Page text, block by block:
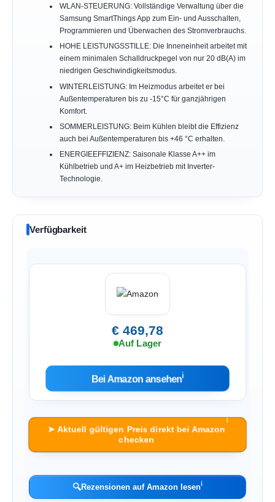
WLAN-STEUERUNG: Vollständige Verwaltung über die
Samsung SmartThings App zum Ein- und Ausschalten,
Programmieren und Überwachen des Stromverbrauchs.
HOHE LEISTUNGSSTILLE: Die Inneneinheit arbeitet mit
einem minimalen Schalldruckpegel von nur 20 dB(A) im
niedrigen Geschwindigkeitsmodus.
WINTERLEISTUNG: Im Heizmodus arbeitet er bei
Außentemperaturen bis zu -15°C für ganzjährigen
Komfort.
SOMMERLEISTUNG: Beim Kühlen bleibt die Effizienz
auch bei Außentemperaturen bis +46 °C erhalten.
ENERGIEEFFIZIENZ: Saisonale Klasse A++ im
Kühlbetrieb und A+ im Heizbetrieb mit Inverter-
Technologie.
Verfügbarkeit
€ 469,78
Auf Lager
Bei Amazon ansehenℹ︎
➤ Aktuell gültigen Preis direkt bei Amazon
checken
ℹ︎
🔍Rezensionen auf Amazon lesenℹ︎